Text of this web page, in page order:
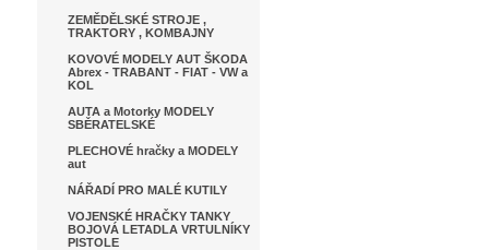
ZEMĚDĚLSKÉ STROJE ,
TRAKTORY , KOMBAJNY
KOVOVÉ MODELY AUT ŠKODA
Abrex - TRABANT - FIAT - VW a
KOL
AUTA a Motorky MODELY
SBĚRATELSKÉ
PLECHOVÉ hračky a MODELY
aut
NÁŘADÍ PRO MALÉ KUTILY
VOJENSKÉ HRAČKY TANKY
BOJOVÁ LETADLA VRTULNÍKY
PISTOLE